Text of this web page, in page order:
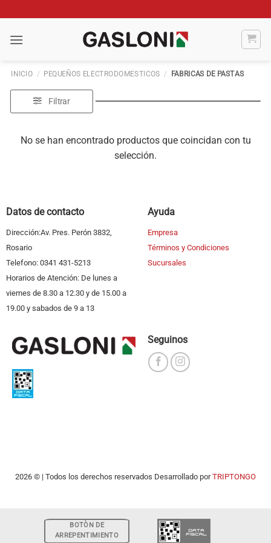
al
contenido
INICIO / PEQUEÑOS ELECTRODOMESTICOS / FABRICAS DE PASTAS
Filtrar
No se han encontrado productos que coincidan con tu
selección.
Datos de contacto
Dirección:Av. Pres. Perón 3832,
Rosario
Telefono: 0341 431-5213
Horarios de Atención: De lunes a
viernes de 8.30 a 12.30 y de 15.00 a
19.00 y sabados de 9 a 13
Ayuda
Empresa
Términos y Condiciones
Sucursales
Seguinos
2026 © | Todos los derechos reservados Desarrollado porTRIPTONGO
BOTÒN DE
ARREPENTIMIENTO